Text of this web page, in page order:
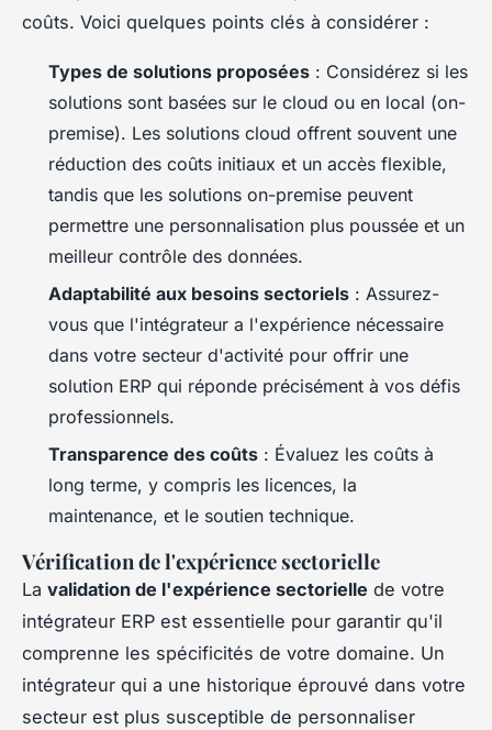
coûts. Voici quelques points clés à considérer :
Types de solutions proposées : Considérez si les
solutions sont basées sur le cloud ou en local (on-
premise). Les solutions cloud offrent souvent une
réduction des coûts initiaux et un accès flexible,
tandis que les solutions on-premise peuvent
permettre une personnalisation plus poussée et un
meilleur contrôle des données.
Adaptabilité aux besoins sectoriels : Assurez-
vous que l'intégrateur a l'expérience nécessaire
dans votre secteur d'activité pour offrir une
solution ERP qui réponde précisément à vos défis
professionnels.
Transparence des coûts : Évaluez les coûts à
long terme, y compris les licences, la
maintenance, et le soutien technique.
Vérification de l'expérience sectorielle
La validation de l'expérience sectorielle de votre
intégrateur ERP est essentielle pour garantir qu'il
comprenne les spécificités de votre domaine. Un
intégrateur qui a une historique éprouvé dans votre
secteur est plus susceptible de personnaliser